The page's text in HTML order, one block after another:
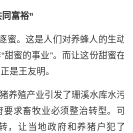
富裕”
蜜。这是人们对养蜂人的生动
甜蜜的事业”。而让这份甜蜜在
是王友明。
养殖产业引发了珊溪水库水污
求畜牧业必须整治转型。可
，让当地政府和养猪户犯了